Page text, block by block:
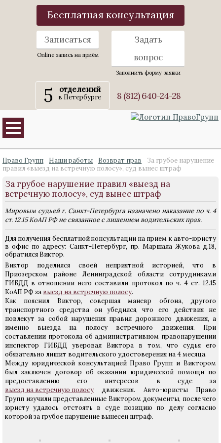
Бесплатная консультация
Записаться
Online запись на приём
Задать
вопрос
Заполнить форму заявки
5 отделений
в Петербурге 8 (812) 640-24-28
Право Групп Наши работы Возврат прав
За грубое нарушение
правил «выезд на встречную полосу», суд вынес штраф
За грубое нарушение правил «выезд на
встречную полосу», суд вынес штраф
Мировым судьей г. Санкт-Петербурга назначено наказание по ч. 4
ст. 12.15 КоАП РФ не связанное с лишением водительских прав.
Для получения бесплатной консультации на прием к авто-юристу
в офис по адресу: Санкт-Петербург, пр. Маршала Жукова д.18,
обратился Виктор.
Виктор поделился своей неприятной историей, что в
Приозерском районе Ленинградской области сотрудниками
ГИБДД в отношении него составили протокол по ч. 4 ст. 12.15
КоАП РФ за выезд на встречную полосу.
Как пояснил Виктор, совершая маневр обгона, другого
транспортного средства он убедился, что его действия не
повлекут за собой нарушения правил дорожного движения, а
именно выезда на полосу встречного движения. При
составлении протокола об административном правонарушении
инспектор ГИБДД уверовал Виктора в том, что судья его
обязательно лишит водительского удостоверения на 4 месяца.
Между юридической консультацией Право Групп и Виктором
был заключен договор об оказании юридической помощи по
предоставлению его интересов в суде за
выезд на встречную полосу движения. Авто-юристы Право
Групп изучили представленные Виктором документы, после чего
юристу удалось отстоять в суде позицию по делу согласно
которой за грубое нарушение вынесен штраф.